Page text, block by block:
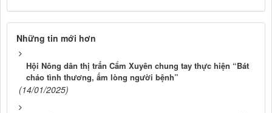
Những tin mới hơn
Hội Nông dân thị trấn Cẩm Xuyên chung tay thực hiện “Bát
cháo tình thương, ấm lòng người bệnh”
(14/01/2025)